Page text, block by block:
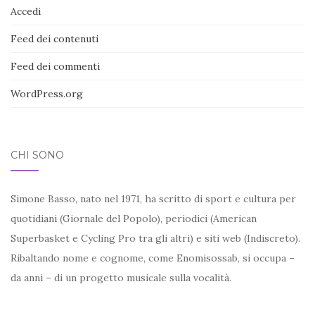
Accedi
Feed dei contenuti
Feed dei commenti
WordPress.org
CHI SONO
Simone Basso, nato nel 1971, ha scritto di sport e cultura per
quotidiani (Giornale del Popolo), periodici (American
Superbasket e Cycling Pro tra gli altri) e siti web (Indiscreto).
Ribaltando nome e cognome, come Enomisossab, si occupa –
da anni – di un progetto musicale sulla vocalità.